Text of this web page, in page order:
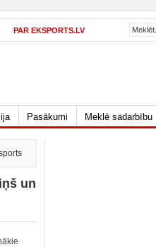
PAR EKSPORTS.LV
Pasākumi Meklē sadarbību
un